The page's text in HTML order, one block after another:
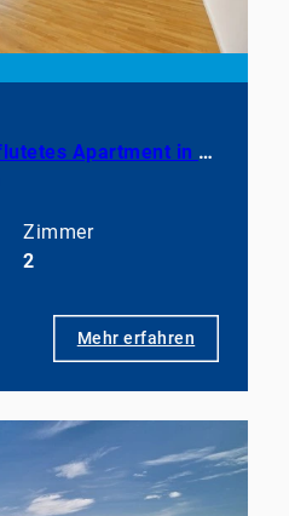
Smyles - lichtdurchflutetes Apartment in neuwertigem Zustand
Zimmer
2
Mehr erfahren